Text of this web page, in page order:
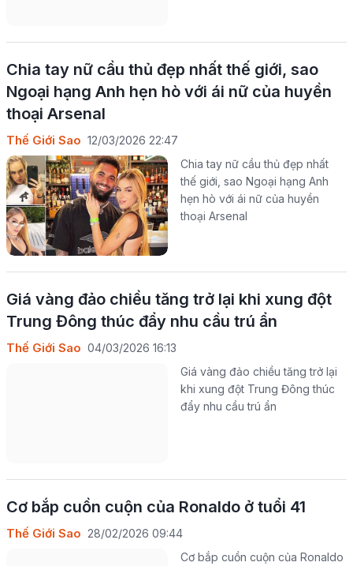
Chia tay nữ cầu thủ đẹp nhất thế giới, sao
Ngoại hạng Anh hẹn hò với ái nữ của huyền
thoại Arsenal
Thế Giới Sao 12/03/2026 22:47
Chia tay nữ cầu thủ đẹp nhất
thế giới, sao Ngoại hạng Anh
hẹn hò với ái nữ của huyền
thoại Arsenal
Giá vàng đảo chiều tăng trở lại khi xung đột
Trung Đông thúc đẩy nhu cầu trú ẩn
Thế Giới Sao 04/03/2026 16:13
Giá vàng đảo chiều tăng trở lại
khi xung đột Trung Đông thúc
đẩy nhu cầu trú ẩn
Cơ bắp cuồn cuộn của Ronaldo ở tuổi 41
Thế Giới Sao 28/02/2026 09:44
Cơ bắp cuồn cuộn của Ronaldo